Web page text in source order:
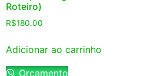
Roteiro)
R$180.00
Adicionar ao carrinho
Orçamento